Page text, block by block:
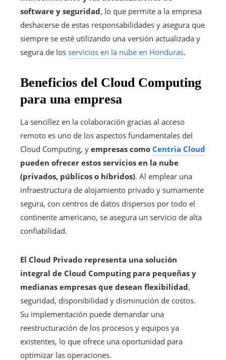
software y seguridad, lo que permite a la empresa
deshacerse de estas responsabilidades y asegura que
siempre se esté utilizando una versión actualizada y
segura de los servicios en la nube en Honduras.
Beneficios del Cloud Computing
para una empresa
La sencillez en la colaboración gracias al acceso
remoto es uno de los aspectos fundamentales del
Cloud Computing, y empresas como Centria Cloud
pueden ofrecer estos servicios en la nube
(privados, públicos o híbridos). Al emplear una
infraestructura de alojamiento privado y sumamente
segura, con centros de datos dispersos por todo el
continente americano, se asegura un servicio de alta
confiabilidad.
El Cloud Privado representa una solución
integral de Cloud Computing para pequeñas y
medianas empresas que desean flexibilidad,
seguridad, disponibilidad y disminución de costos.
Su implementación puede demandar una
reestructuración de los procesos y equipos ya
existentes, lo que ofrece una oportunidad para
optimizar las operaciones.